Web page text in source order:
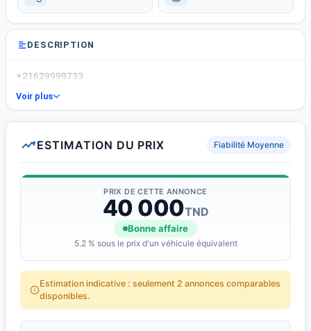
DESCRIPTION
+21629999733
Voir plus
ESTIMATION DU PRIX Fiabilité Moyenne
PRIX DE CETTE ANNONCE
40 000TND
Bonne affaire
5.2 % sous le prix d'un véhicule équivalent
Estimation indicative : seulement 2 annonces comparables
disponibles.